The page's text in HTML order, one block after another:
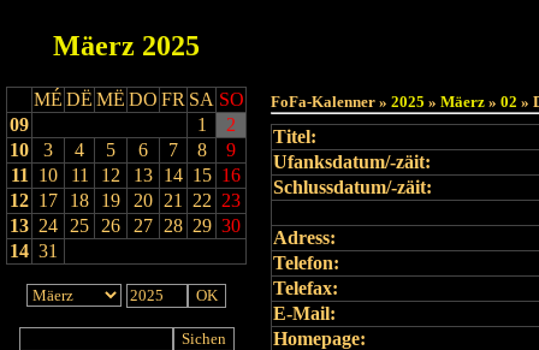
Mäerz 2025
MÉ DË MË DO FR SA SO
09
1
2
10
3 4 5 6 7 8
9
11
10 11 12 13 14 15 16
12 17 18 19 20 21 22 23
13 24 25 26 27 28 29 30
14 31
FoFa-Kalenner » 2025 » Mäerz » 02 »
Titel:
Ufanksdatum/-zäit:
Schlussdatum/-zäit:
Adress:
Telefon:
Telefax:
E-Mail:
Homepage: